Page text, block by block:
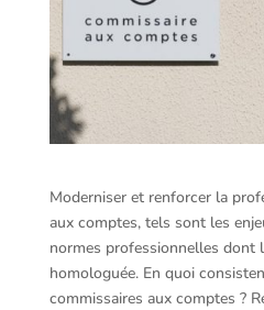
Moderniser et renforcer la
aux comptes, tels sont les
normes professionnelles dont
homologuée. En quoi
commissaires aux comptes ?